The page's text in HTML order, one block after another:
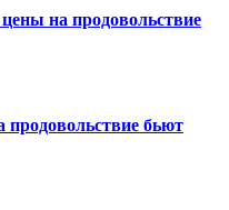
на продовольствие
бьют